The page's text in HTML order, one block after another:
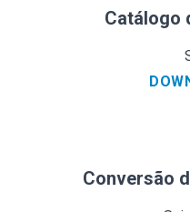
Catálogo
Conversão